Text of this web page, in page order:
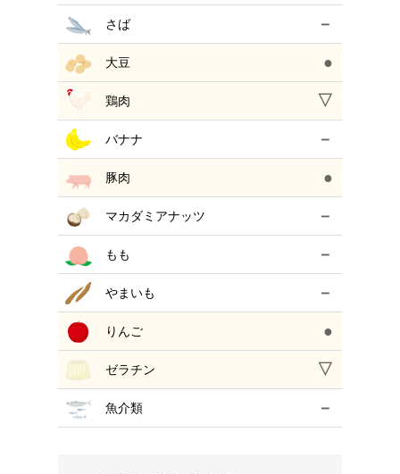
さば －
大豆 ●
鶏肉 ▽
バナナ －
豚肉 ●
マカダミアナッツ －
もも －
やまいも －
りんご ●
ゼラチン ▽
魚介類 －